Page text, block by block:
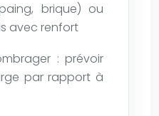
brique) ou
avec renfort
: prévoir
par rapport à